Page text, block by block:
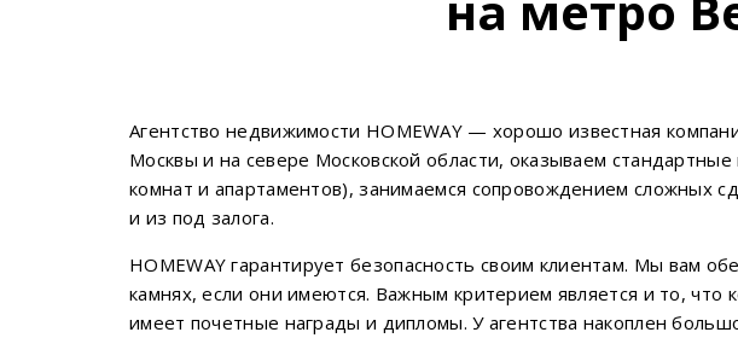
Агентство недвижимости HOMEWAY — хорошо известная
Москвы и на севере Московской области, оказываем
комнат и апартаментов), занимаемся сопровождением сложных
и из под залога.
HOMEWAY гарантирует безопасность своим клиентам. Мы вам
камнях, если они имеются. Важным критерием является и то, что
имеет почетные награды и дипломы. У агентства накоплен